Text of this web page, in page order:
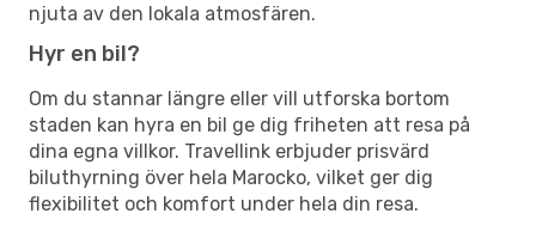
njuta av den lokala atmosfären.
Hyr en bil?
Om du stannar längre eller vill utforska bortom
staden kan hyra en bil ge dig friheten att resa på
dina egna villkor. Travellink erbjuder prisvärd
biluthyrning över hela Marocko, vilket ger dig
flexibilitet och komfort under hela din resa.